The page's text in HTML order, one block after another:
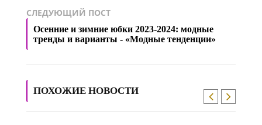
СЛЕДУЮЩИЙ ПОСТ
Осенние и зимние юбки 2023-2024: модные
тренды и варианты - «Модные тенденции»
ПОХОЖИЕ НОВОСТИ